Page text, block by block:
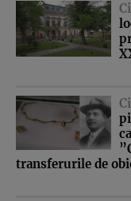
transferurile de